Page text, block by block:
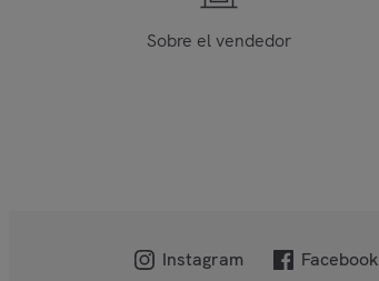
Sobre el vendedor
Instagram Facebook